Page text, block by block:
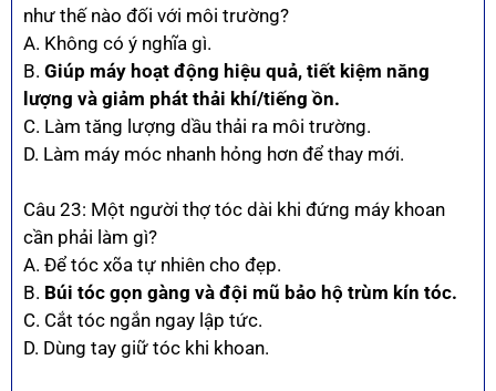
như thế nào đối với môi trường?
A. Không có ý nghĩa gì.
B. Giúp máy hoạt động hiệu quả, tiết kiệm năng
lượng và giảm phát thải khí/tiếng ồn.
C. Làm tăng lượng dầu thải ra môi trường.
D. Làm máy móc nhanh hỏng hơn để thay mới.
Câu 23: Một người thợ tóc dài khi đứng máy khoan
cần phải làm gì?
A. Để tóc xõa tự nhiên cho đẹp.
B. Búi tóc gọn gàng và đội mũ bảo hộ trùm kín tóc.
C. Cắt tóc ngắn ngay lập tức.
D. Dùng tay giữ tóc khi khoan.